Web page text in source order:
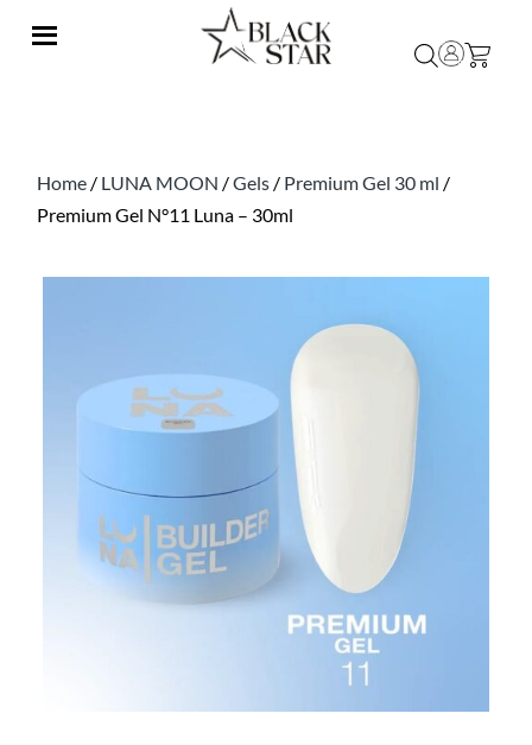
Home / LUNA MOON /Gels / Premium Gel 30 ml /
Premium Gel N°11 Luna – 30ml